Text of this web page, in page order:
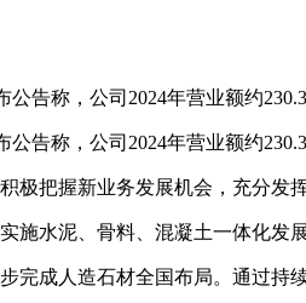
称，公司2024年营业额约
称，公司2024年营业额约
把握新业务发展机会，充分发
水泥、骨料、混凝土一体化发
成人造石材全国布局。通过持